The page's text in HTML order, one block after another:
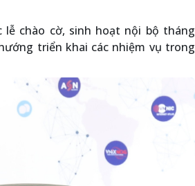
chào cờ, sinh hoạt nội bộ tháng
triển khai các nhiệm vụ trong